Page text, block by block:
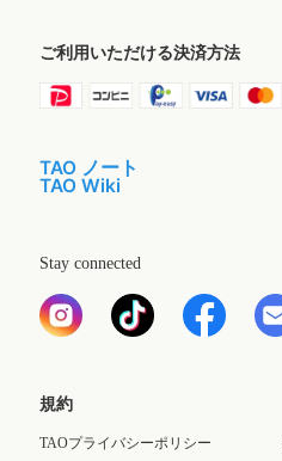
ご利用いただける決済方法
TAO ノート
TAO Wiki
Stay connected
規約
TAOプライバシーポリシー